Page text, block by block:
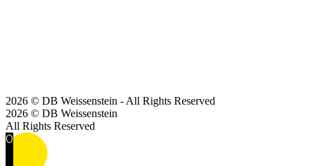
2026 © DB Weissenstein - All Rights Reserved
2026 © DB Weissenstein
All Rights Reserved
0